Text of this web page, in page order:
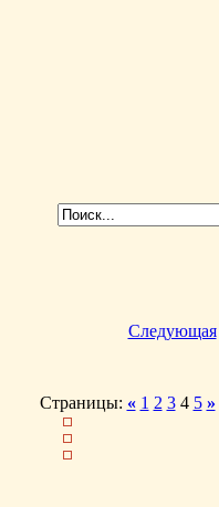
Следующая
Страницы: « 1 2 34 5 »